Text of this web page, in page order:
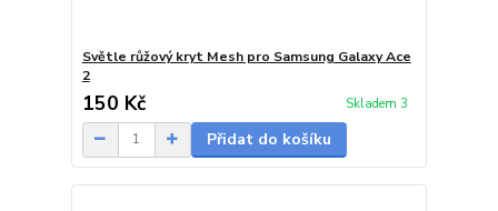
Světle růžový kryt Mesh pro Samsung Galaxy Ace
2
150 Kč Skladem 3
Přidat do košíku